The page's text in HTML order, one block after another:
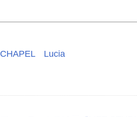
CHAPEL Lucia